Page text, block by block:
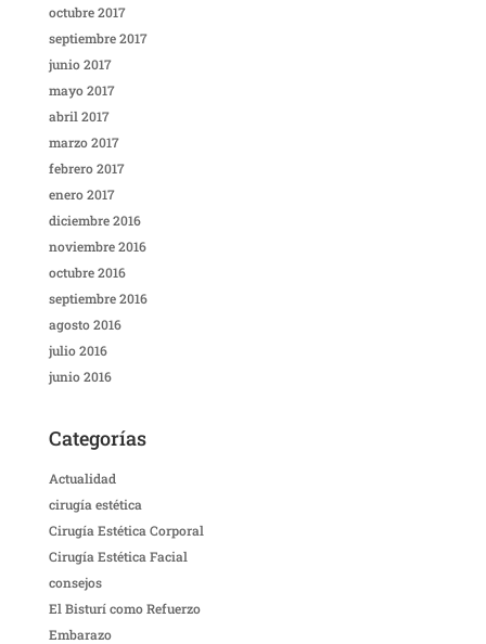
octubre 2017
septiembre 2017
junio 2017
mayo 2017
abril 2017
marzo 2017
febrero 2017
enero 2017
diciembre 2016
noviembre 2016
octubre 2016
septiembre 2016
agosto 2016
julio 2016
junio 2016
Categorías
Actualidad
cirugía estética
Cirugía Estética Corporal
Cirugía Estética Facial
consejos
El Bisturí como Refuerzo
Embarazo